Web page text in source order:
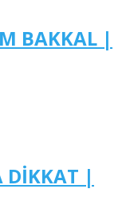
BAKKAL |
DİKKAT |